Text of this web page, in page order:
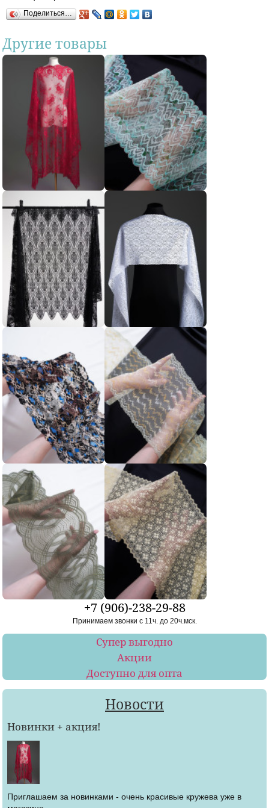
Поделиться…
Другие товары
+7 (906)-238-29-88
Принимаем звонки с 11ч. до 20ч.мск.
Супер выгодно
Акции
Доступно для опта
Новости
Новинки + акция!
Приглашаем за новинками - очень красивые кружева уже в